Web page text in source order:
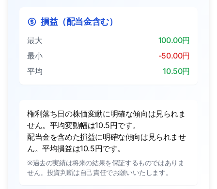
損益（配当金含む）
最大
100.00円
最小
-50.00円
平均
10.50円
権利落ち日の株価変動に明確な傾向は見られま
せん。平均変動幅は10.5円です。
配当金を含めた損益に明確な傾向は見られませ
ん。平均損益は10.5円です。
※過去の実績は将来の結果を保証するものではありま
せん。投資判断は自己責任でお願いいたします。